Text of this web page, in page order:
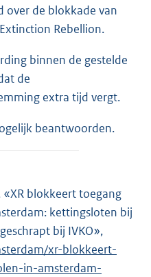
over de blokkade van
Rebellion.
binnen de gestelde
de
extra tijd vergt.
beantwoorden.
blokkeert toegang
kettingsloten bij
bij IVKO»,
x
xr-blokkeert-
in-amsterdam-